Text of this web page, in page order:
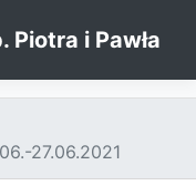
Piotra i Pawła
27.06.2021